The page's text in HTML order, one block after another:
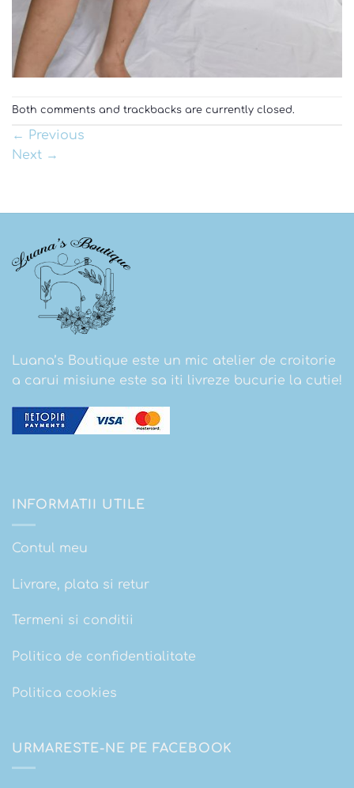
Both comments and trackbacks are currently closed.
← Previous
Next →
Luana’s Boutique este un mic atelier de croitorie
a carui misiune este sa iti livreze bucurie la cutie!
INFORMATII UTILE
Contul meu
Livrare, plata si retur
Termeni si conditii
Politica de confidentialitate
Politica cookies
URMARESTE-NE PE FACEBOOK